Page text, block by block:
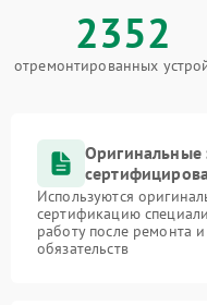
2352
отремонтированных
Оригинальные
Используются
сертификацию
работу после ремонта
обязательств